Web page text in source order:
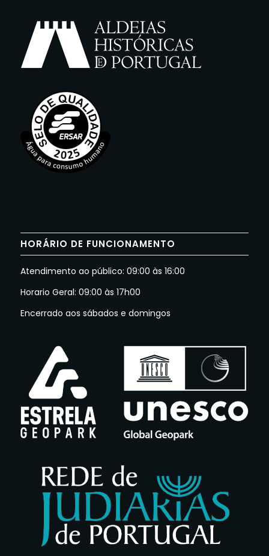
HORÁRIO DE FUNCIONAMENTO
Atendimento ao público: 09:00 às 16:00
Horario Geral: 09:00 às 17h00
Encerrado aos sábados e domingos